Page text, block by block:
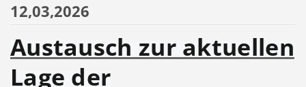
12,03,2026
Austausch zur aktuellen
Lage der